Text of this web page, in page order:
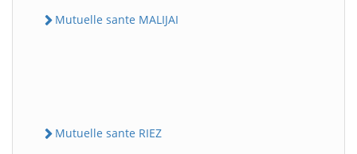
Mutuelle sante MALIJAI
Mutuelle sante RIEZ